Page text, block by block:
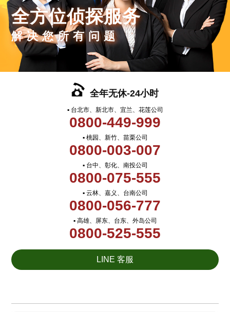
全方位侦探服务
解决您所有问题
全年无休-24小时
▪ 台北市、新北市、宜兰、花莲公司
0800-449-999
▪ 桃园、新竹、苗栗公司
0800-003-007
▪ 台中、彰化、南投公司
0800-075-555
▪ 云林、嘉义、台南公司
0800-056-777
▪ 高雄、屏东、台东、外岛公司
0800-525-555
LINE 客服